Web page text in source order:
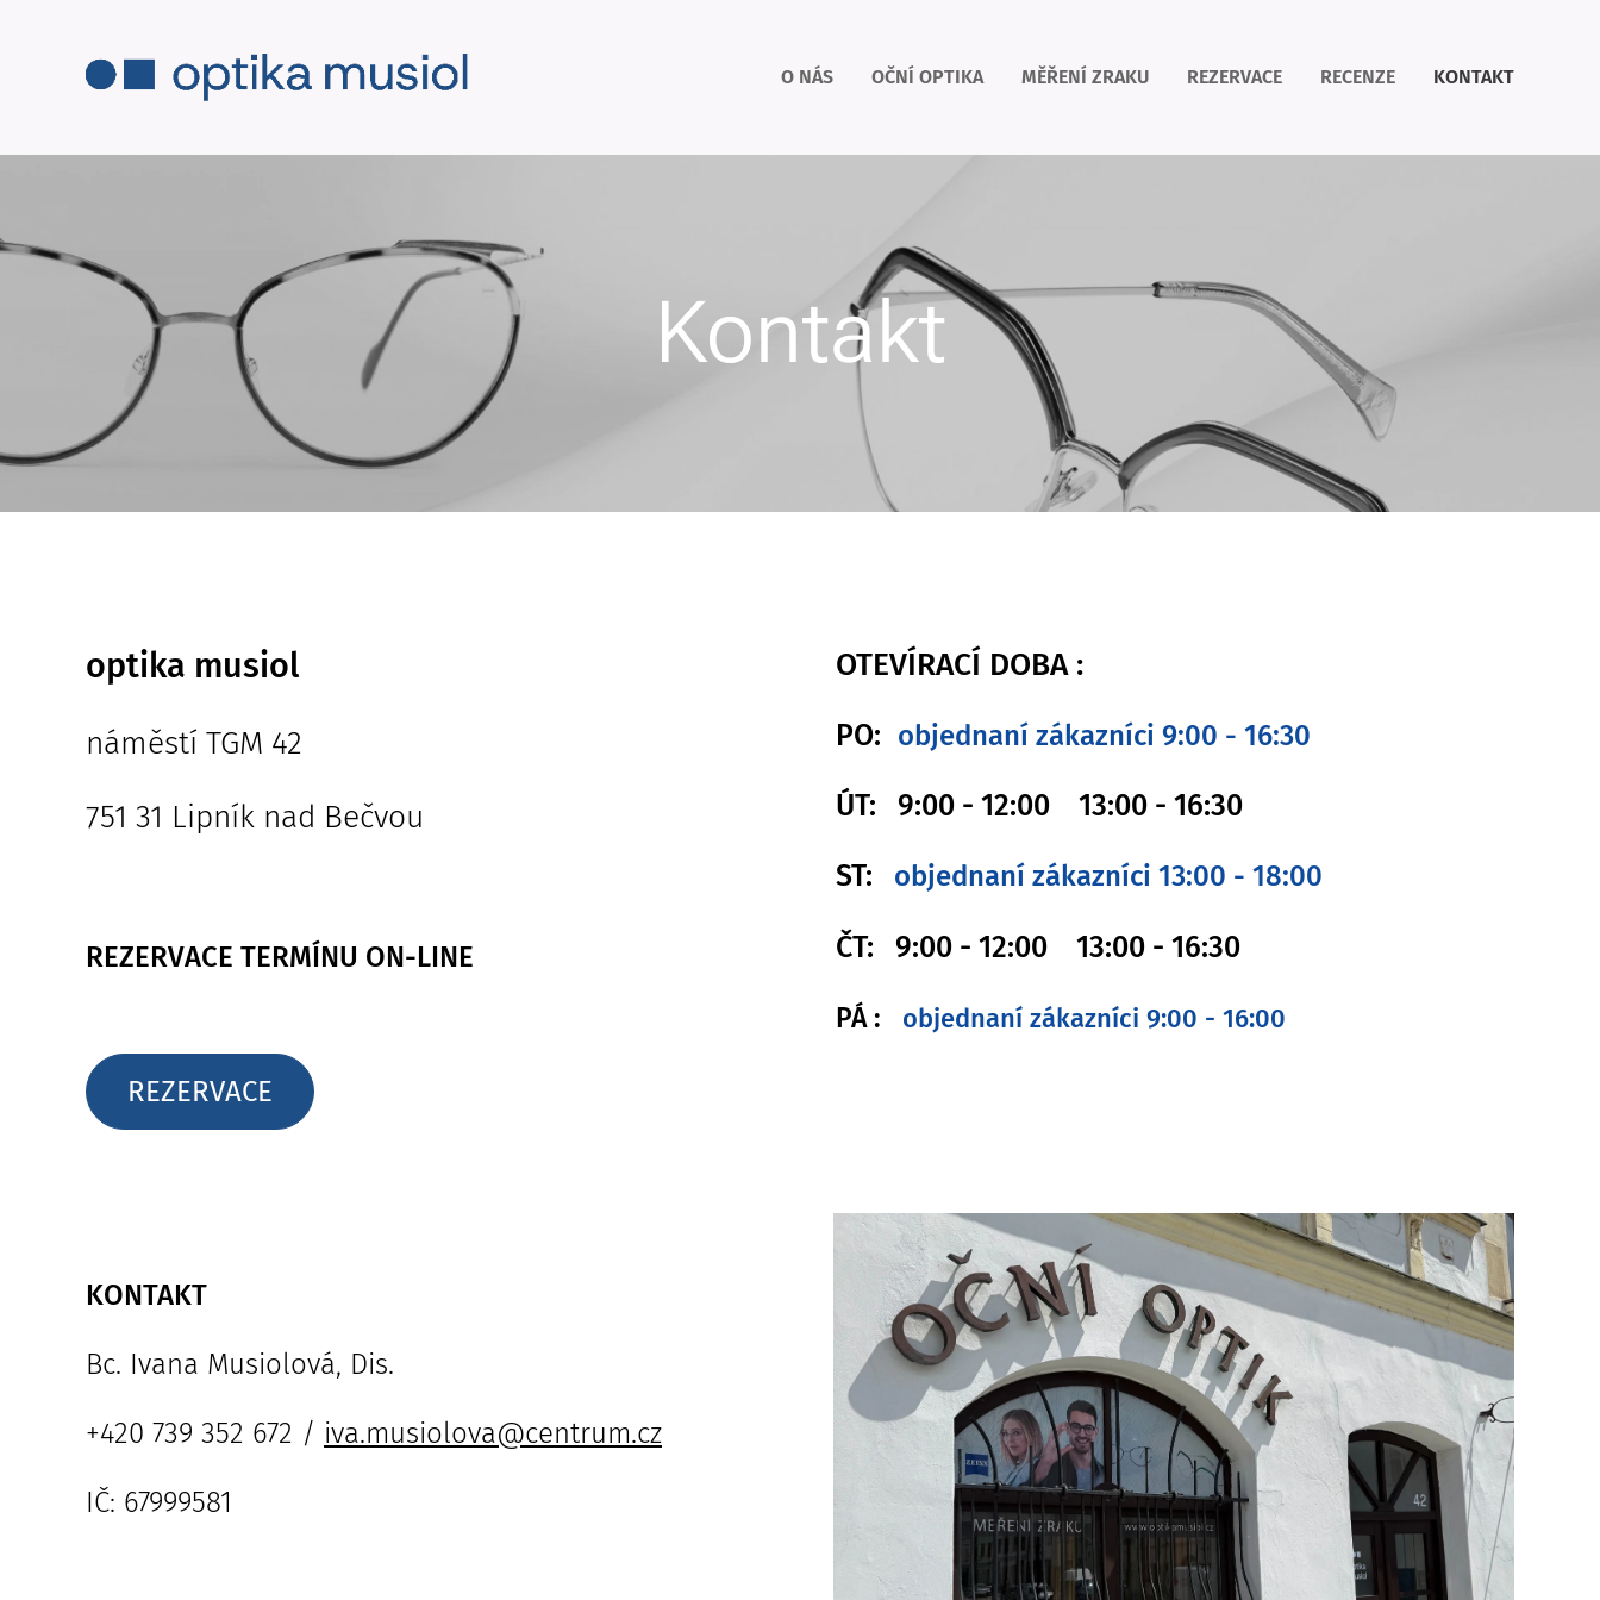
O NÁS OČNÍ OPTIKA MĚŘENÍ ZRAKU REZERVACE RECENZE KONTAKT
Kontakt
optika musiol
náměstí TGM 42
751 31 Lipník nad Bečvou
REZERVACE TERMÍNU ON-LINE
REZERVACE
OTEVÍRACÍ DOBA :
PO: objednaní zákazníci 9:00 - 16:30
ÚT: 9:00 - 12:00 13:00 - 16:30
ST: objednaní zákazníci 13:00 - 18:00
ČT: 9:00 - 12:00 13:00 - 16:30
PÁ : objednaní zákazníci 9:00 - 16:00
KONTAKT
Bc. Ivana Musiolová, Dis.
+420 739 352 672 / iva.musiolova@centrum.cz
IČ: 67999581